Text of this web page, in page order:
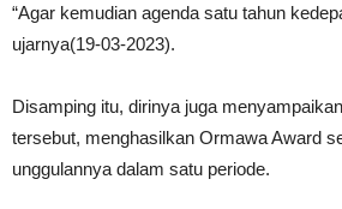
“Agar kemudian agenda satu tahun
ujarnya(19-03-2023).
Disamping itu, dirinya juga
tersebut, menghasilkan Ormawa Award
unggulannya dalam satu periode.